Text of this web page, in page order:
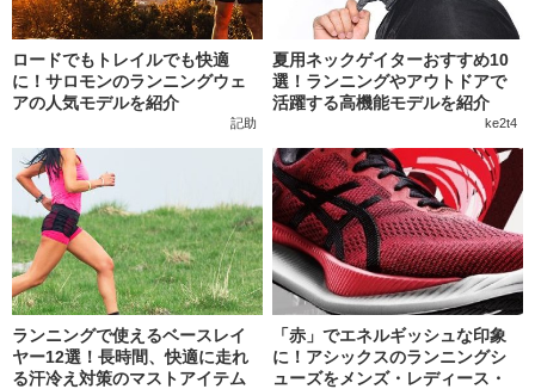
ロードでもトレイルでも快適
に！サロモンのランニングウェ
アの人気モデルを紹介
記助
夏用ネックゲイターおすすめ10
選！ランニングやアウトドアで
活躍する高機能モデルを紹介
ke2t4
ランニングで使えるベースレイ
ヤー12選！長時間、快適に走れ
る汗冷え対策のマストアイテム
「赤」でエネルギッシュな印象
に！アシックスのランニングシ
ューズをメンズ・レディース・